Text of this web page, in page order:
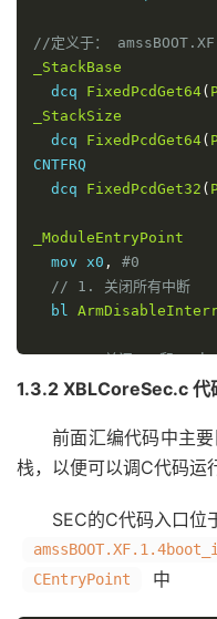
//定义于：
_StackBase
  dcq
FixedPcdGet64(
_StackSize
  dcq
FixedPcdGet64(
CNTFRQ
  dcq
FixedPcdGet32 (
_ModuleEntryPoint
  mov x0
, #0
  bl
  bl
  bl
  bl
/* Get current EL
EL1_OR_EL2_OR_EL3(
// CurrentEL : 0xC
1.3.2 XBLCoreSec.c 代
前面汇编代码中主
栈，以便可以调C代码运
SEC的C代码入口位
CEntryPoint 中